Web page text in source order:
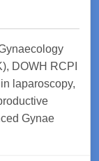
DOWH RCPI
laparoscopy,
Gynae